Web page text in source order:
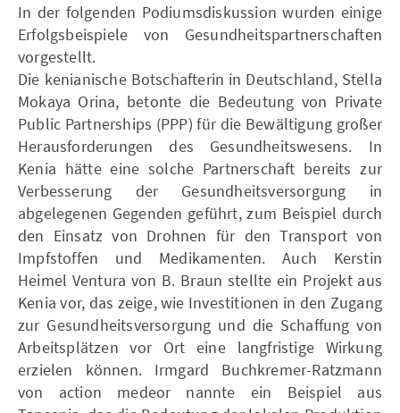
In der folgenden Podiumsdiskussion wurden einige
Erfolgsbeispiele von Gesundheitspartnerschaften
vorgestellt.
Die kenianische Botschafterin in Deutschland, Stella
Mokaya Orina, betonte die Bedeutung von Private
Public Partnerships (PPP) für die Bewältigung großer
Herausforderungen des Gesundheitswesens. In
Kenia hätte eine solche Partnerschaft bereits zur
Verbesserung der Gesundheitsversorgung in
abgelegenen Gegenden geführt, zum Beispiel durch
den Einsatz von Drohnen für den Transport von
Impfstoffen und Medikamenten. Auch Kerstin
Heimel Ventura von B. Braun stellte ein Projekt aus
Kenia vor, das zeige, wie Investitionen in den Zugang
zur Gesundheitsversorgung und die Schaffung von
Arbeitsplätzen vor Ort eine langfristige Wirkung
erzielen können. Irmgard Buchkremer-Ratzmann
von action medeor nannte ein Beispiel aus